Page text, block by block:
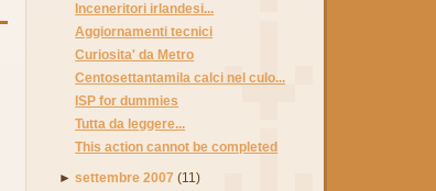
Inceneritori irlandesi...
Aggiornamenti tecnici
Curiosita' da Metro
Centosettantamila calci nel culo...
ISP for dummies
Tutta da leggere...
This action cannot be completed
►settembre 2007 (11)